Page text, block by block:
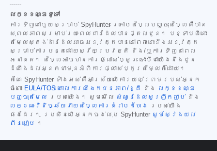
------
លក្ខខណ្ឌទូទៅ
ការទិញណាមួយសម្រាប់ SpyHunter ក្រោមតម្លៃបញ្ចុះតម្លៃគឺមាន
សុពលភាពសម្រាប់រយៈពេលជាវដែលបានផ្តល់ជូន។ បន្ទាប់ពីនោះ
តម្លៃស្តង់ដារដែលអាចអនុវត្តបាននៅពេលនោះនឹងអនុវត្ត
សម្រាប់ការបន្តដោយស្វ័យប្រវត្តិ និង/ឬការទិញនាពេល
អនាគត។ តម្លៃអាចមានការផ្លាស់ប្តូរ ទោះបីជាយើងនឹងជូន
ដំណឹងដល់អ្នកជាមុនអំពីការផ្លាស់ប្តូរតម្លៃក៏ដោយ។
កំណែ SpyHunter ទាំងអស់គឺអាស្រ័យលើការយល់ព្រមរបស់អ្នក
ចំពោះ EULA/TOS គោលការណ៍ឯកជនភាព/ខូគី និង
លក្ខខណ្ឌ
បញ្ចុះតម្លៃ
របស់យើង។ សូមមើល សំណួរដែលសួរញឹកញាប់ និង
លក្ខណៈវិនិច្ឆ័យវាយតម្លៃការគំរាមកំហែង
របស់យើង
ផងដែរ។ ប្រសិនបើអ្នកចង់លុប SpyHunter សូមស្វែងយល់
ពីរបៀប ។